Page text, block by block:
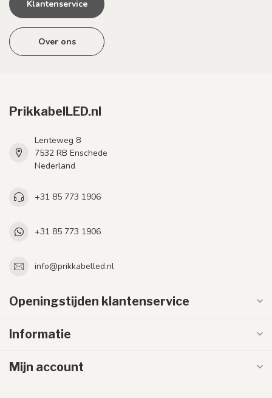
Klantenservice
Over ons
PrikkabelLED.nl
Lenteweg 8
7532 RB Enschede
Nederland
+31 85 773 1906
+31 85 773 1906
info@prikkabelled.nl
Openingstijden klantenservice
Informatie
Mijn account